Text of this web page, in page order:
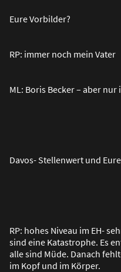
Eure Vorbilder?
RP: immer noch mein Vater
ML: Boris Becker – aber
Davos- Stellenwert und
RP: hohes Niveau im EH-
sind eine Katastrophe. Es
alle sind Müde. Danach
im Kopf und im Körper.